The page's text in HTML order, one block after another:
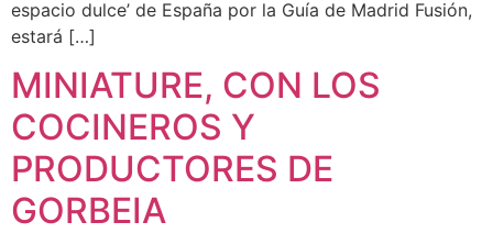
espacio dulce’ de España por la Guía de Madrid Fusión,
estará […]
MINIATURE, CON LOS
COCINEROS Y
PRODUCTORES DE
GORBEIA